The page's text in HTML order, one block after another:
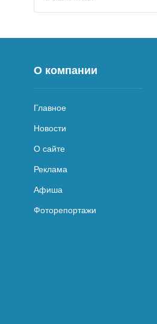
О компании
Главное
Новости
О сайте
Реклама
Афиша
Фоторепортажи